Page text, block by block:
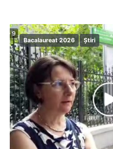
Bacalaureat 2026 Știri